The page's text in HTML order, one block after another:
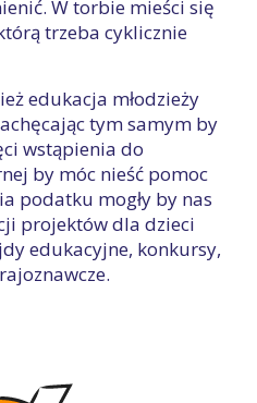
W torbie mieści się
trzeba cyklicznie
edukacja młodzieży
tym samym by
wstąpienia do
by móc nieść pomoc
podatku mogły by nas
projektów dla dzieci
edukacyjne, konkursy,